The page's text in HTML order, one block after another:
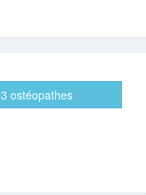
3 ostéopathes